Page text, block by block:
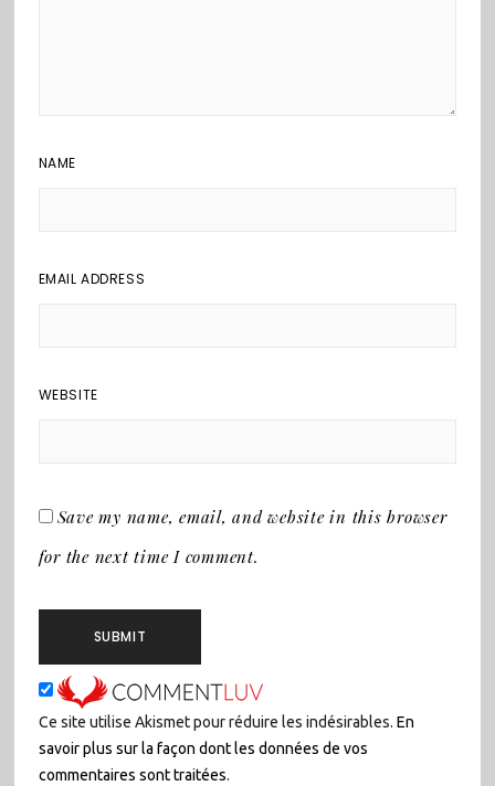
NAME
EMAIL ADDRESS
WEBSITE
Save my name, email, and website in this browser
for the next time I comment.
Ce site utilise Akismet pour réduire les indésirables. En
savoir plus sur la façon dont les données de vos
commentaires sont traitées.